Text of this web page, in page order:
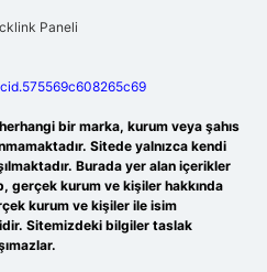
bir marka, kurum veya şahıs
Sitede yalnızca kendi
Burada yer alan içerikler
gerçek kurum ve kişiler hakkında
kurum ve kişiler ile isim
Sitemizdeki bilgiler taslak